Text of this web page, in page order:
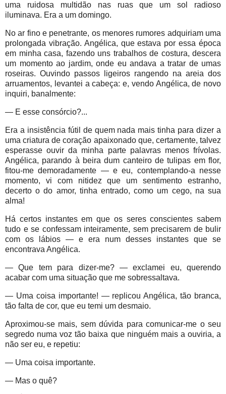
uma ruidosa multidão nas ruas que um sol radioso
iluminava. Era a um domingo.
No ar fino e penetrante, os menores rumores adquiriam uma
prolongada vibração. Angélica, que estava por essa época
em minha casa, fazendo uns trabalhos de costura, descera
um momento ao jardim, onde eu andava a tratar de umas
roseiras. Ouvindo passos ligeiros rangendo na areia dos
arruamentos, levantei a cabeça: e, vendo Angélica, de novo
inquiri, banalmente:
— E esse consórcio?...
Era a insistência fútil de quem nada mais tinha para dizer a
uma criatura de coração apaixonado que, certamente, talvez
esperasse ouvir da minha parte palavras menos frívolas.
Angélica, parando à beira dum canteiro de tulipas em flor,
fitou-me demoradamente — e eu, contemplando-a nesse
momento, vi com nitidez que um sentimento estranho,
decerto o do amor, tinha entrado, como um cego, na sua
alma!
Há certos instantes em que os seres conscientes sabem
tudo e se confessam inteiramente, sem precisarem de bulir
com os lábios — e era num desses instantes que se
encontrava Angélica.
— Que tem para dizer-me? — exclamei eu, querendo
acabar com uma situação que me sobressaltava.
— Uma coisa importante! — replicou Angélica, tão branca,
tão falta de cor, que eu temi um desmaio.
Aproximou-se mais, sem dúvida para comunicar-me o seu
segredo numa voz tão baixa que ninguém mais a ouviria, a
não ser eu, e repetiu:
— Uma coisa importante.
— Mas o quê?